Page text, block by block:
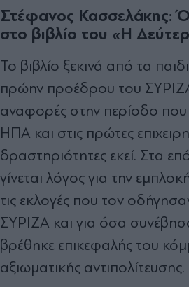
Στέφανος Κασσελάκης:
στο βιβλίο του «H
Το βιβλίο ξεκινά από τα
πρώην προέδρου του ΣΥΡΙΖΑ
αναφορές στην περίοδο που
ΗΠΑ και στις πρώτες
δραστηριότητες εκεί. Στα
γίνεται λόγος για την
τις εκλογές που τον
ΣΥΡΙΖΑ και για όσα
βρέθηκε επικεφαλής του
αξιωματικής αντιπολίτευσης.